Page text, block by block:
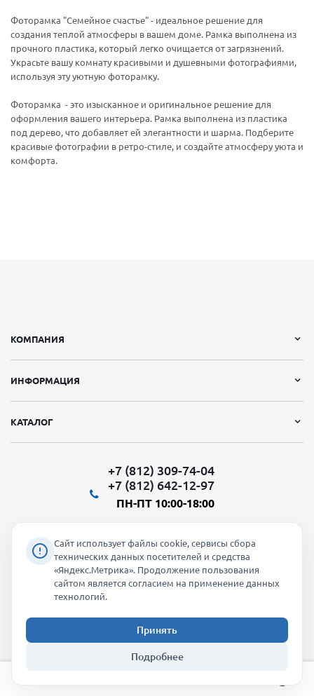
Фоторамка "Семейное счастье" - идеальное решение для
создания теплой атмосферы в вашем доме. Рамка выполнена из
прочного пластика, который легко очищается от загрязнений.
Украсьте вашу комнату красивыми и душевными фотографиями,
используя эту уютную фоторамку.
Фоторамка - это изысканное и оригинальное решение для
оформления вашего интерьера. Рамка выполнена из пластика
под дерево, что добавляет ей элегантности и шарма. Подберите
красивые фотографии в ретро-стиле, и создайте атмосферу уюта и
комфорта.
КОМПАНИЯ
ИНФОРМАЦИЯ
КАТАЛОГ
+7 (812) 309-74-04
+7 (812) 642-12-97
ПН-ПТ 10:00-18:00
Мы в социальных сетях:
2026 © "Молти" - оптовый магазин
info@molti-shop.ru
Сайт использует файлы cookie, сервисы сбора
технических данных посетителей и средства
«Яндекс.Метрика». Продолжение пользования
сайтом является согласием на применение данных
технологий.
Принять
Подробнее